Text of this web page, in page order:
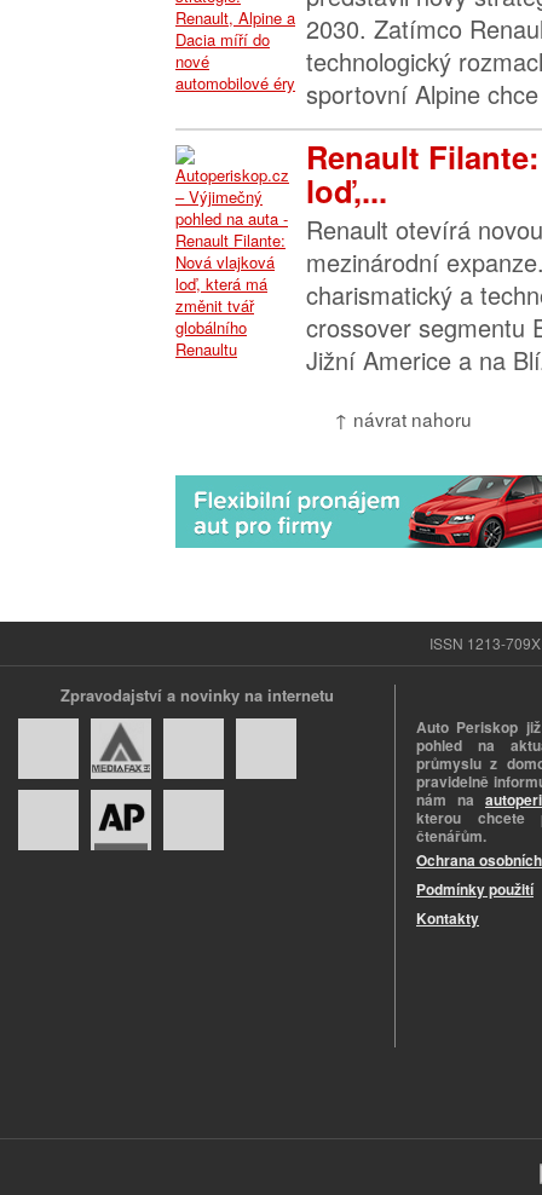
2030. Zatímco
technologický
sportovní Alpine
Renault
loď,...
Renault otevírá
mezinárodní
charismatický a
crossover segmentu
Jižní Americe a na
↑ návrat nahoru
ISSN 1213-
Zpravodajství a novinky na internetu
Auto Periskop
pohled na
průmyslu z
pravidelně
nám na
kterou chcete
čtenářům.
Ochrana
Podmínky použití
Kontakty